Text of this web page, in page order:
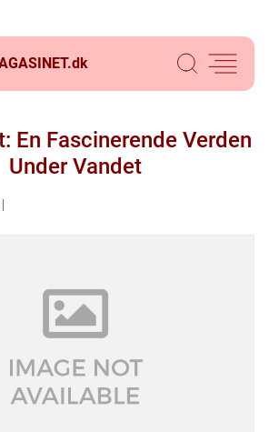
dk
En Fascinerende Verden
Under Vandet